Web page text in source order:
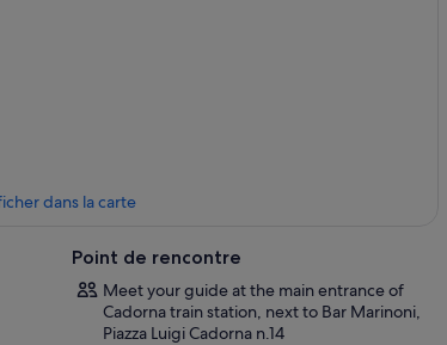
dans la carte
Point de rencontre
Meet your guide at the main entrance of
Cadorna train station, next to Bar Marinoni,
Piazza Luigi Cadorna n.14